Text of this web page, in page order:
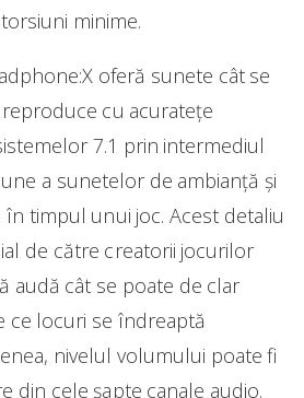
minime.
oferă sunete cât se
cu acuratețe
7.1 prin intermediul
a sunetelor de ambianță și
timpul unui joc. Acest detaliu
de către creatorii jocurilor
audă cât se poate de clar
ce locuri se îndreaptă
nivelul volumului poate fi
din cele șapte canale audio.